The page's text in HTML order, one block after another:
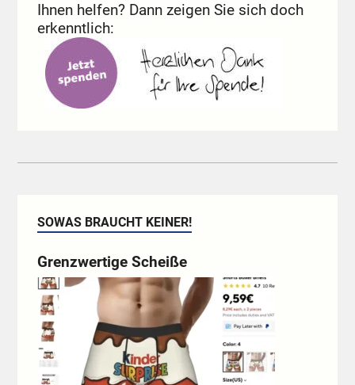
Ihnen helfen? Dann zeigen Sie sich doch
erkenntlich:
SOWAS BRAUCHT KEINER!
Grenzwertige Scheiße